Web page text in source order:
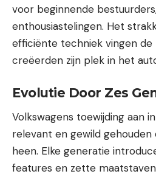
voor beginnende
enthousiastelingen. Het
efficiënte techniek vingen de
creëerden zijn plek in het
Evolutie Door Zes
Volkswagens toewijding aan
relevant en gewild
heen. Elke generatie
features en zette